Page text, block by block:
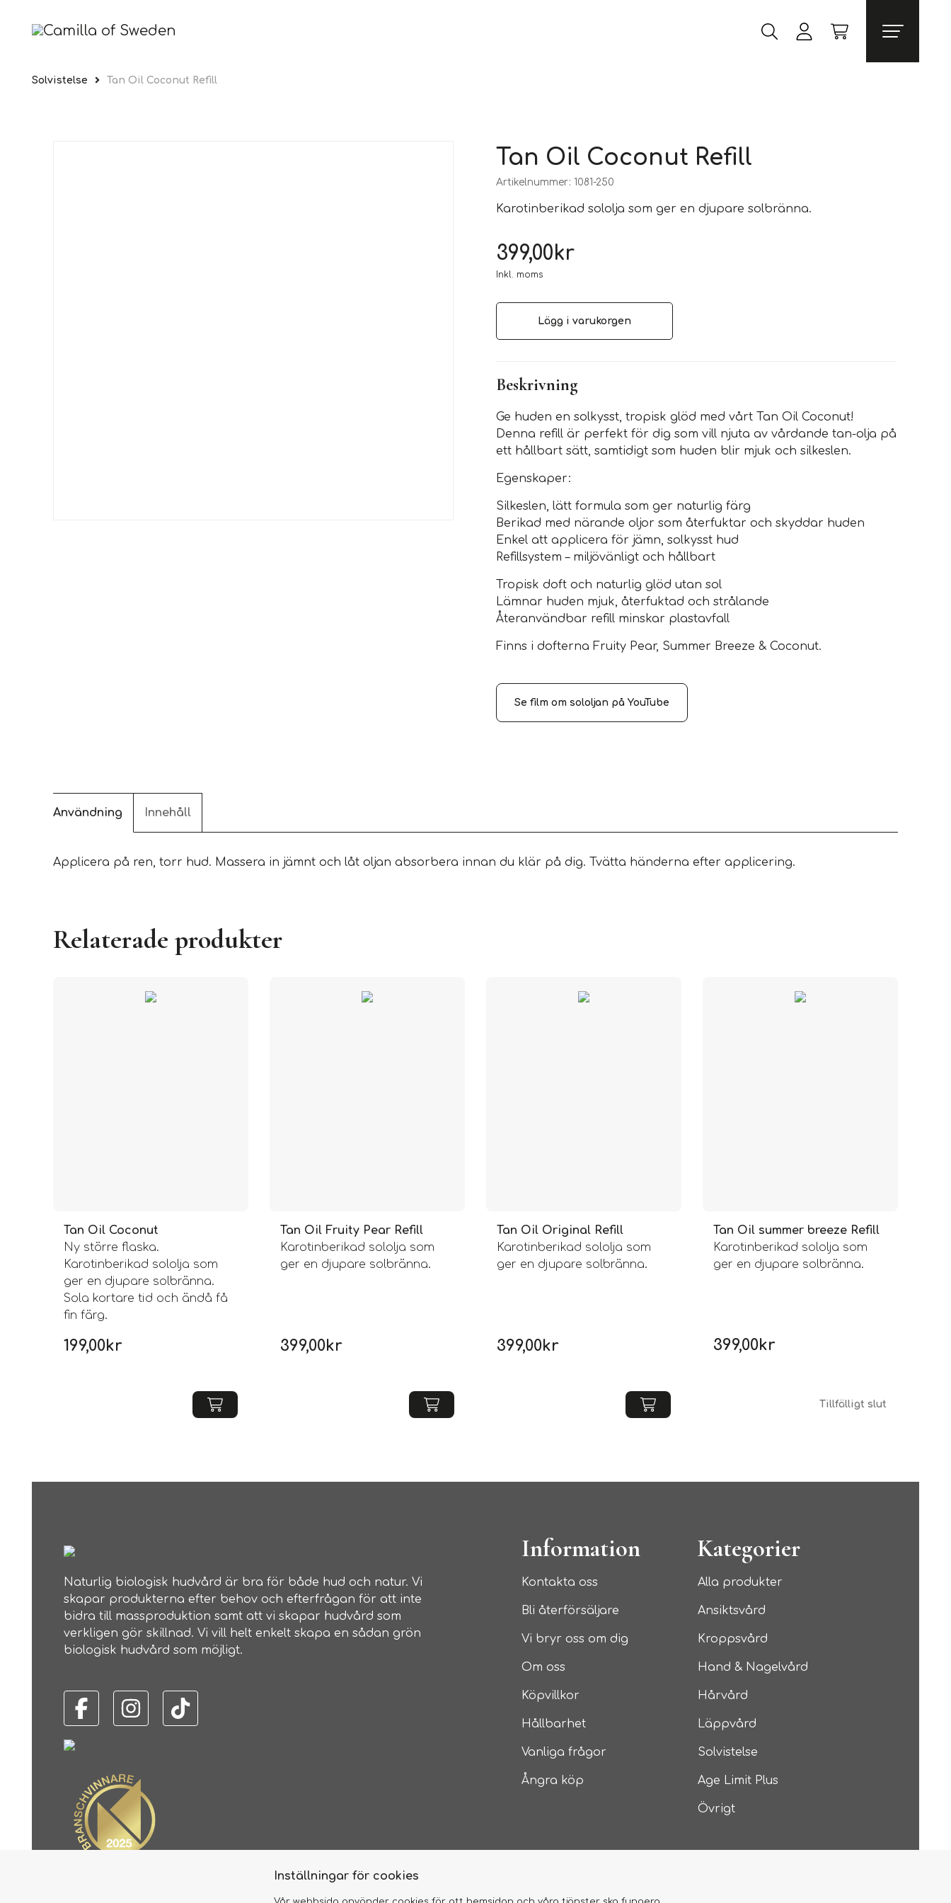
Solvistelse Tan Oil Coconut Refill
Tan Oil Coconut Refill
Artikelnummer: 1081-250
Karotinberikad sololja som ger en djupare solbränna.
399,00kr
Inkl. moms
Lägg i varukorgen
Beskrivning
Ge huden en solkysst, tropisk glöd med vårt Tan Oil Coconut!
Denna refill är perfekt för dig som vill njuta av vårdande tan-olja på
ett hållbart sätt, samtidigt som huden blir mjuk och silkeslen.
Egenskaper:
Silkeslen, lätt formula som ger naturlig färg
Berikad med närande oljor som återfuktar och skyddar huden
Enkel att applicera för jämn, solkysst hud
Refillsystem – miljövänligt och hållbart
Tropisk doft och naturlig glöd utan sol
Lämnar huden mjuk, återfuktad och strålande
Återanvändbar refill minskar plastavfall
Finns i dofterna Fruity Pear, Summer Breeze & Coconut.
Se film om sololjan på YouTube
Användning Innehåll
Applicera på ren, torr hud. Massera in jämnt och låt oljan absorbera innan du klär på dig. Tvätta händerna efter applicering.
Relaterade produkter
Tan Oil Coconut
Ny större flaska.
Karotinberikad sololja som
ger en djupare solbränna.
Sola kortare tid och ändå få
fin färg.
199,00kr
Tan Oil Fruity Pear Refill
Karotinberikad sololja som
ger en djupare solbränna.
399,00kr
Tan Oil Original Refill
Karotinberikad sololja som
ger en djupare solbränna.
399,00kr
Tan Oil summer breeze Refill
Karotinberikad sololja som
ger en djupare solbränna.
399,00kr
Tillfälligt slut
Naturlig biologisk hudvård är bra för både hud och natur. Vi
skapar produkterna efter behov och efterfrågan för att inte
bidra till massproduktion samt att vi skapar hudvård som
verkligen gör skillnad. Vi vill helt enkelt skapa en sådan grön
biologisk hudvård som möjligt.
Information
Kontakta oss
Bli återförsäljare
Vi bryr oss om dig
Om oss
Köpvillkor
Hållbarhet
Vanliga frågor
Ångra köp
Kategorier
Alla produkter
Ansiktsvård
Kroppsvård
Hand & Nagelvård
Hårvård
Läppvård
Solvistelse
Age Limit Plus
Övrigt
Inställningar för cookies